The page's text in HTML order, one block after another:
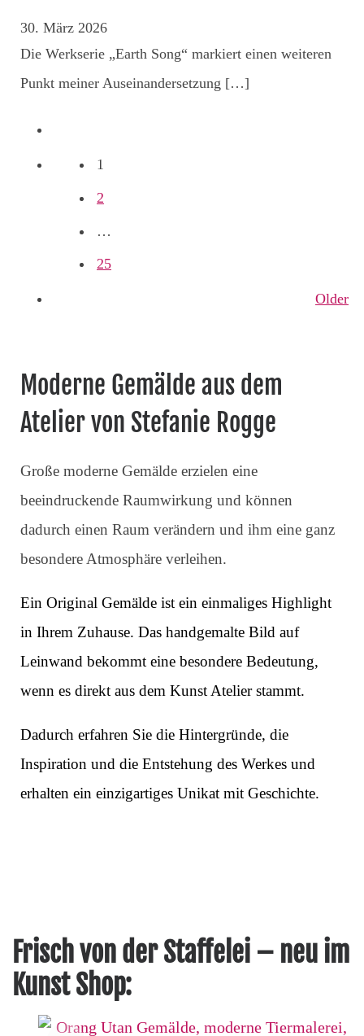
30. März 2026
Die Werkserie „Earth Song“ markiert einen weiteren
Punkt meiner Auseinandersetzung […]
Posts
navigation
1
2
…
25
Older
Older
Moderne Gemälde aus dem
Atelier von Stefanie Rogge
Große moderne Gemälde erzielen eine
beeindruckende Raumwirkung und können
dadurch einen Raum verändern und ihm eine ganz
besondere Atmosphäre verleihen.
Ein Original Gemälde ist ein einmaliges Highlight
in Ihrem Zuhause. Das handgemalte Bild auf
Leinwand bekommt eine besondere Bedeutung,
wenn es direkt aus dem Kunst Atelier stammt.
Dadurch erfahren Sie die Hintergründe, die
Inspiration und die Entstehung des Werkes und
erhalten ein einzigartiges Unikat mit Geschichte.
Frisch von der Staffelei – neu im
Kunst Shop: